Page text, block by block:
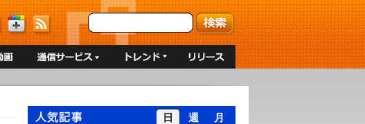
日 週 月